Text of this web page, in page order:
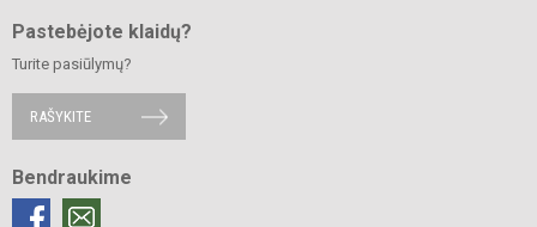
Pastebėjote klaidų?
Turite pasiūlymų?
RAŠYKITE
Bendraukime